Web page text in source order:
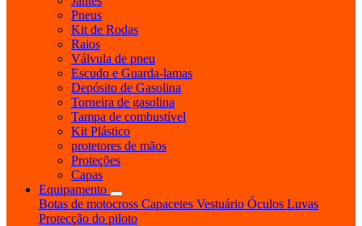
Pneus
Kit de Rodas
Raios
Válvula de pneu
Escudo e Guarda-lamas
Depósito de Gasolina
Torneira de gasolina
Tampa de combustível
Kit Plástico
protetores de mãos
Proteções
Capas
Equipamento
Botas de motocross Capacetes Vestuário Óculos Luvas
Protecção do piloto